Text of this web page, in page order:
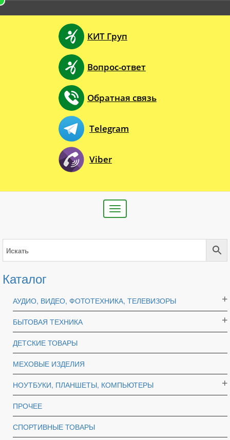
КИТ Груп
Вопрос-ответ
Обратная связь
Telegram
Viber
Toggle
navigation
Каталог
АУДИО, ВИДЕО, ФОТОТЕХНИКА, ТЕЛЕВИЗОРЫ
БЫТОВАЯ ТЕХНИКА
ДЕТСКИЕ ТОВАРЫ
МЕХОВЫЕ ИЗДЕЛИЯ
НОУТБУКИ, ПЛАНШЕТЫ, КОМПЬЮТЕРЫ
ПРОЧЕЕ
СПОРТИВНЫЕ ТОВАРЫ